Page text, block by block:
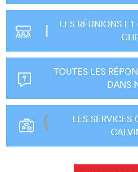
LES RÉUNIONS
TOUTES LES
DANS
LES SERVICES